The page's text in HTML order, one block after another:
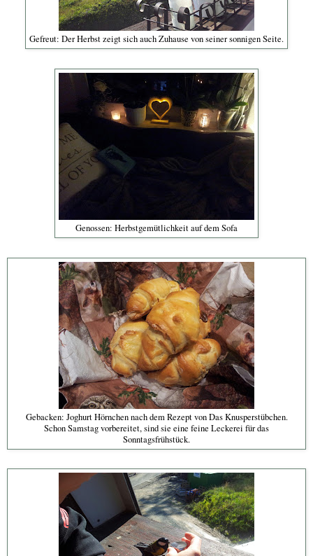
Gefreut: Der Herbst zeigt sich auch Zuhause von seiner sonnigen Seite.
Genossen: Herbstgemütlichkeit auf dem Sofa
Gebacken: Joghurt Hörnchen nach dem Rezept von Das Knusperstübchen.
Schon Samstag vorbereitet, sind sie eine feine Leckerei für das
Sonntagsfrühstück.